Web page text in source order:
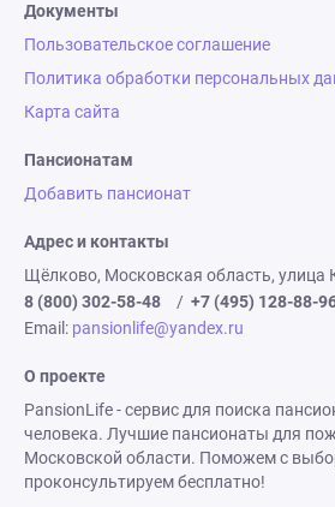
Документы
Пользовательское соглашение
Политика обработки персональных
Карта сайта
Пансионатам
Добавить пансионат
Адрес и контакты
Щёлково, Московская область, улица
8 (800) 302-58-48
/ +7 (495) 128-88-
Email: pansionlife@yandex.ru
О проекте
PansionLife - сервис для поиска
человека. Лучшие пансионаты для
Московской области. Поможем с
проконсультируем бесплатно!